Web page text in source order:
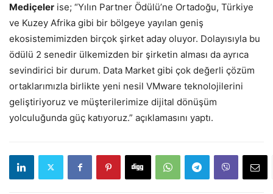
Mediçeler ise; “Yılın Partner Ödülü’ne Ortadoğu, Türkiye
ve Kuzey Afrika gibi bir bölgeye yayılan geniş
ekosistemimizden birçok şirket aday oluyor. Dolayısıyla bu
ödülü 2 senedir ülkemizden bir şirketin alması da ayrıca
sevindirici bir durum. Data Market gibi çok değerli çözüm
ortaklarımızla birlikte yeni nesil VMware teknolojilerini
geliştiriyoruz ve müşterilerimize dijital dönüşüm
yolculuğunda güç katıyoruz.” açıklamasını yaptı.